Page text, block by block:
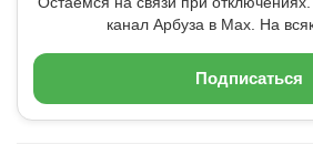
канал Арбуза в Max. На
Подписаться